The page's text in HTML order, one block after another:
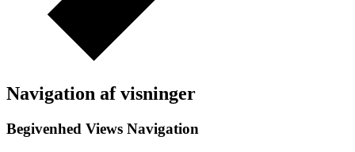
Navigation af visninger
Begivenhed Views Navigation